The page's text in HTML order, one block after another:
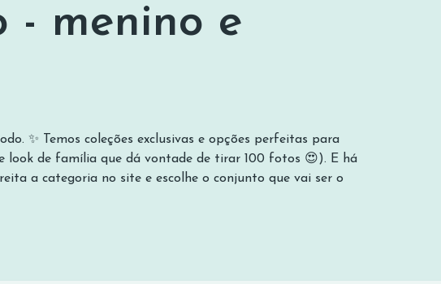
- menino e
menina
✨ Temos coleções exclusivas e opções perfeitas para
look de família que dá vontade de tirar 100 fotos 😍). E há
a categoria no site e escolhe o conjunto que vai ser o